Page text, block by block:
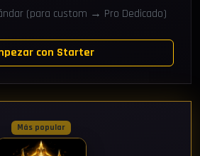
(para custom → Pro Dedicado)
con Starter
Más popular